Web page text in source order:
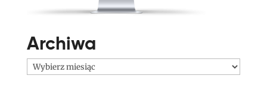
Archiwa
Archiwa